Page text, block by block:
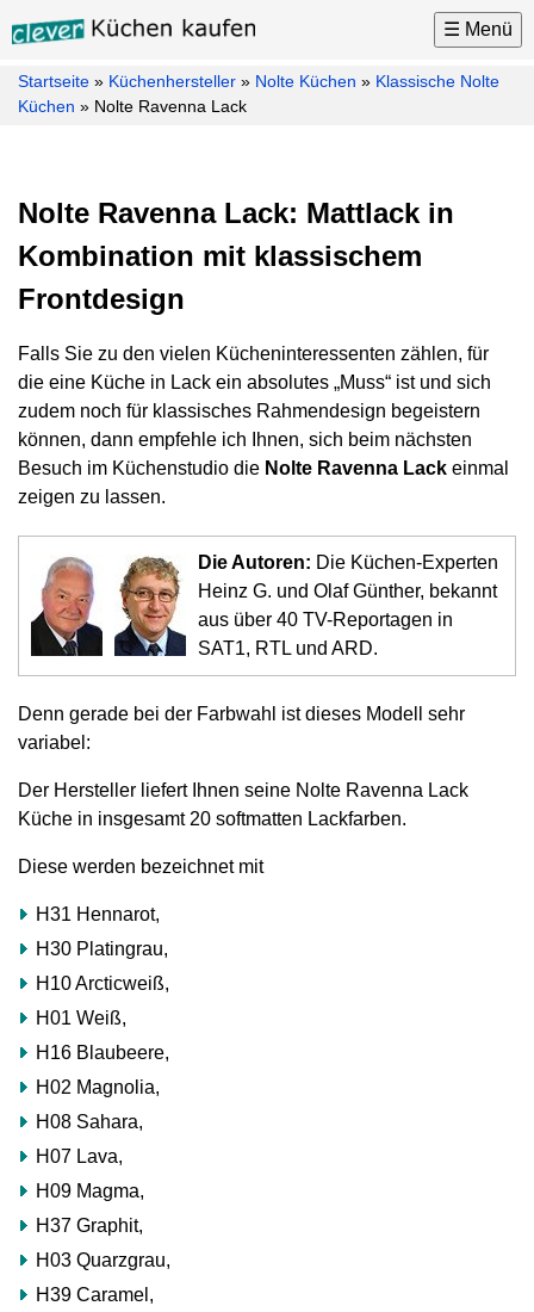
☰ Menü
Küchen
Küchenplaner
Küchenkauf
Tipps
News
Küchenstudio
Suche
Möbel
Kontakt
und
Impressum
Abzocke
beim
Küchenkauf
TV-
Küchenexperte
G.
Günther
„91,4%
aller
zahlen
zu
viel
oder
verlieren
Geld,
weil
Sie
Startseite » Küchenhersteller » Nolte Küchen » Klassische Nolte
Küchen » Nolte Ravenna Lack
Nolte Ravenna Lack: Mattlack in
Kombination mit klassischem
Frontdesign
Falls Sie zu den vielen Kücheninteressenten zählen, für
die eine Küche in Lack ein absolutes „Muss“ ist und sich
zudem noch für klassisches Rahmendesign begeistern
können, dann empfehle ich Ihnen, sich beim nächsten
Besuch im Küchenstudio die Nolte Ravenna Lack einmal
zeigen zu lassen.
Die Autoren: Die Küchen-Experten
Heinz G. und Olaf Günther, bekannt
aus über 40 TV-Reportagen in
SAT1, RTL und ARD.
Denn gerade bei der Farbwahl ist dieses Modell sehr
variabel:
Der Hersteller liefert Ihnen seine Nolte Ravenna Lack
Küche in insgesamt 20 softmatten Lackfarben.
Diese werden bezeichnet mit
H31 Hennarot,
H30 Platingrau,
H10 Arcticweiß,
H01 Weiß,
H16 Blaubeere,
H02 Magnolia,
H08 Sahara,
H07 Lava,
H09 Magma,
H37 Graphit,
H03 Quarzgrau,
H39 Caramel,